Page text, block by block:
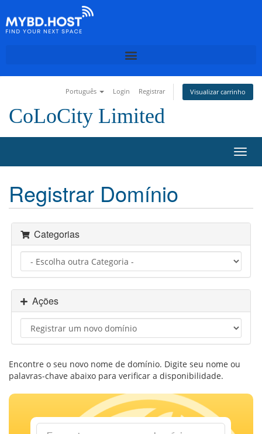
Português Login Registrar Visualizar carrinho
CoLoCity Limited
A
l
a
n
v
e
a
ã
Registrar Domínio
Categorias
Ações
Encontre o seu novo nome de domínio. Digite seu nome ou
palavras-chave abaixo para verificar a disponibilidade.